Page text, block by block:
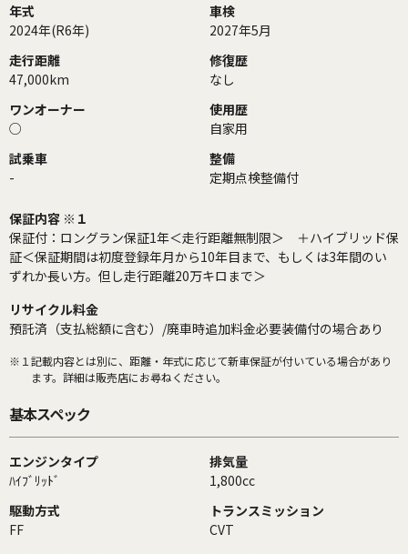
年式
2024年(R6年)
車検
2027年5月
走行距離
47,000km
修復歴
なし
ワンオーナー
○
使用歴
自家用
試乗車
-
整備
定期点検整備付
保証内容 ※１
保証付：ロングラン保証1年＜走行距離無制限＞ ＋ハイブリッド保
証＜保証期間は初度登録年月から10年目まで、もしくは3年間のい
ずれか長い方。但し走行距離20万キロまで＞
リサイクル料金
預託済（支払総額に含む）/廃車時追加料金必要装備付の場合あり
※１ 記載内容とは別に、距離・年式に応じて新車保証が付いている場合があり
ます。詳細は販売店にお尋ねください。
基本スペック
エンジンタイプ
ﾊｲﾌﾞﾘｯﾄﾞ
排気量
1,800cc
駆動方式
FF
トランスミッション
CVT